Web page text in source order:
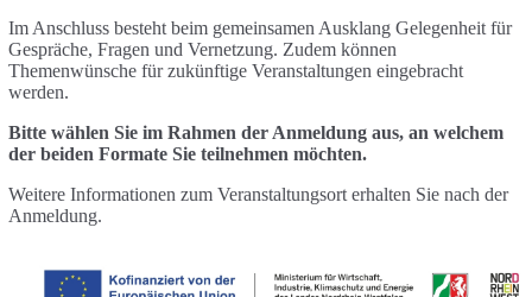
Im Anschluss besteht beim gemeinsamen Ausklang Gelegenheit für
Gespräche, Fragen und Vernetzung. Zudem können
Themenwünsche für zukünftige Veranstaltungen eingebracht
werden.
Bitte wählen Sie im Rahmen der Anmeldung aus, an welchem
der beiden Formate Sie teilnehmen möchten.
Weitere Informationen zum Veranstaltungsort erhalten Sie nach der
Anmeldung.